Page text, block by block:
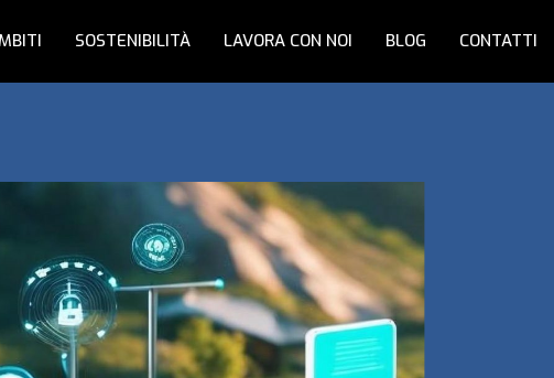
SOSTENIBILITÀ LAVORA CON NOI BLOG CONTATTI